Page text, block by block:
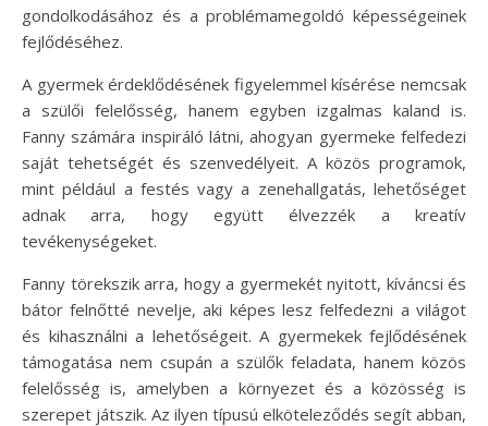
gondolkodásához és a problémamegoldó képességeinek
fejlődéséhez.
A gyermek érdeklődésének figyelemmel kísérése nemcsak
a szülői felelősség, hanem egyben izgalmas kaland is.
Fanny számára inspiráló látni, ahogyan gyermeke felfedezi
saját tehetségét és szenvedélyeit. A közös programok,
mint például a festés vagy a zenehallgatás, lehetőséget
adnak arra, hogy együtt élvezzék a kreatív
tevékenységeket.
Fanny törekszik arra, hogy a gyermekét nyitott, kíváncsi és
bátor felnőtté nevelje, aki képes lesz felfedezni a világot
és kihasználni a lehetőségeit. A gyermekek fejlődésének
támogatása nem csupán a szülők feladata, hanem közös
felelősség is, amelyben a környezet és a közösség is
szerepet játszik. Az ilyen típusú elköteleződés segít abban,